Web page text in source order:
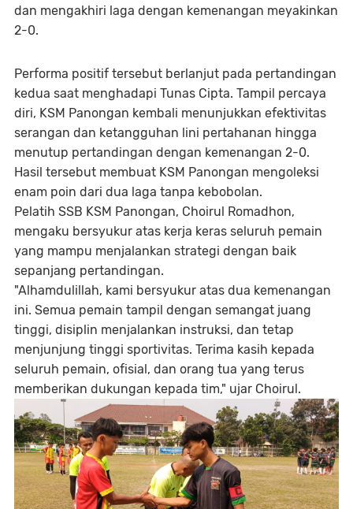
dan mengakhiri laga dengan kemenangan meyakinkan
2-0.
Performa positif tersebut berlanjut pada pertandingan
kedua saat menghadapi Tunas Cipta. Tampil percaya
diri, KSM Panongan kembali menunjukkan efektivitas
serangan dan ketangguhan lini pertahanan hingga
menutup pertandingan dengan kemenangan 2-0.
Hasil tersebut membuat KSM Panongan mengoleksi
enam poin dari dua laga tanpa kebobolan.
Pelatih SSB KSM Panongan, Choirul Romadhon,
mengaku bersyukur atas kerja keras seluruh pemain
yang mampu menjalankan strategi dengan baik
sepanjang pertandingan.
"Alhamdulillah, kami bersyukur atas dua kemenangan
ini. Semua pemain tampil dengan semangat juang
tinggi, disiplin menjalankan instruksi, dan tetap
menjunjung tinggi sportivitas. Terima kasih kepada
seluruh pemain, ofisial, dan orang tua yang terus
memberikan dukungan kepada tim," ujar Choirul.